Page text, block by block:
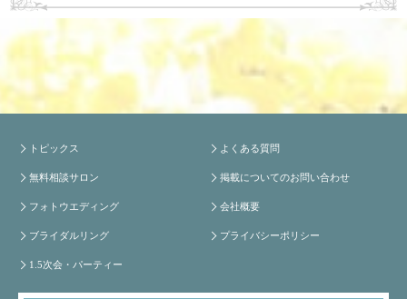
トピックス
無料相談サロン
フォトウエディング
ブライダルリング
1.5次会・パーティー
よくある質問
掲載についてのお問い合わせ
会社概要
プライバシーポリシー